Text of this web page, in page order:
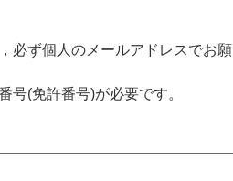
必ず個人のメールアドレスでお願
(免許番号)が必要です。